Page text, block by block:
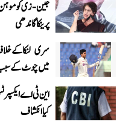
جین-زی کو
پرینکا گاندھی
سری لنکا کے خلاف
میں چوٹ کے
این ٹی اے
کیا انکشاف